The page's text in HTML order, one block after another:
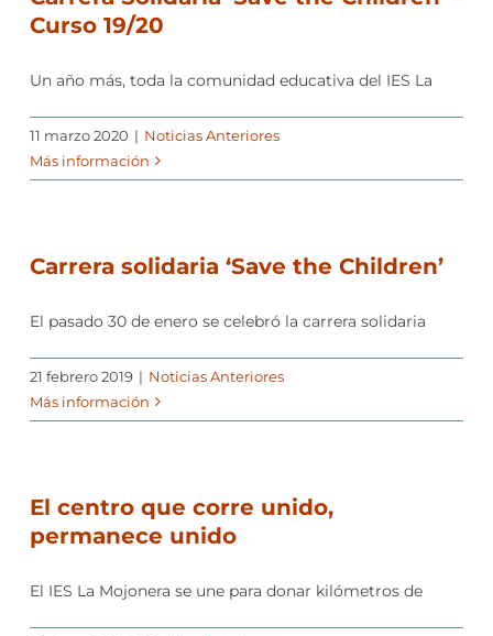
Curso 19/20
Un año más, toda la comunidad educativa del IES La
11 marzo 2020 | Noticias Anteriores
Más información
Carrera solidaria ‘Save the Children’
El pasado 30 de enero se celebró la carrera solidaria
21 febrero 2019 | Noticias Anteriores
Más información
El centro que corre unido,
permanece unido
El IES La Mojonera se une para donar kilómetros de